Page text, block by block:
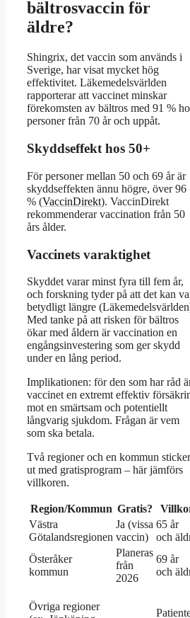
bältrosvaccin för
äldre?
Shingrix, det vaccin som används i
Sverige, har visat mycket hög
effektivitet. Läkemedelsvärlden
rapporterar att vaccinet minskar
förekomsten av bältros med 91 %
personer från 70 år och uppåt.
Skyddseffekt hos 50+
För personer mellan 50 och 69 år är
skyddseffekten ännu högre, över 96
% (VaccinDirekt). VaccinDirekt
rekommenderar vaccination från 50
års ålder.
Vaccinets varaktighet
Skyddet varar minst fyra till fem år,
och forskning tyder på att det kan
betydligt längre
Med tanke på att risken för bältros
ökar med åldern är vaccination en
engångsinvestering som ger skydd
under en lång period.
Implikationen: för den som har råd
vaccinet en extremt effektiv
mot en smärtsam och potentiellt
långvarig sjukdom. Frågan är vem
som ska betala.
Två regioner och en kommun sticker
ut med gratisprogram – här jämförs
villkoren.
Region/Kommun Gratis?
Västra
Götalandsregionen
Ja (vissa
vaccin)
65 år
och
Österåker
kommun
Planeras
från
2026
69 år
och
Övriga regioner